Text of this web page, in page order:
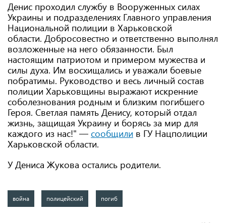
Денис проходил службу в Вооруженных силах
Украины и подразделениях Главного управления
Национальной полиции в Харьковской
области. Добросовестно и ответственно выполнял
возложенные на него обязанности. Был
настоящим патриотом и примером мужества и
силы духа. Им восхищались и уважали боевые
побратимы. Руководство и весь личный состав
полиции Харьковщины выражают искренние
соболезнования родным и близким погибшего
Героя. Светлая память Денису, который отдал
жизнь, защищая Украину и борясь за мир для
каждого из нас!" — сообщили в ГУ Нацполиции
Харьковской области.
У Дениса Жукова остались родители.
война полицейский погиб